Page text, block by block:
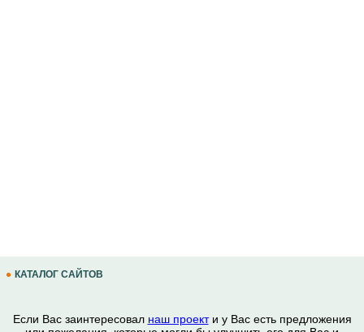
КАТАЛОГ САЙТОВ
Если Вас заинтересовал наш проекти у Вас есть предложения